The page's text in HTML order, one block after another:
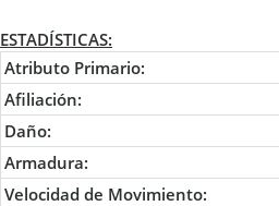
ESTADÍSTICAS:
Atributo Primario:
Afiliación:
Daño:
Armadura:
Velocidad de Movimiento: